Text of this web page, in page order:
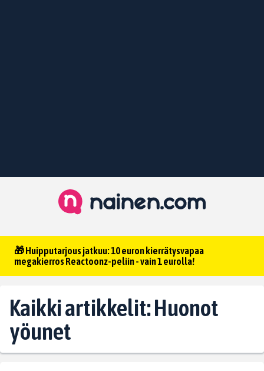
🎁 Huipputarjous jatkuu: 10 euron kierrätysvapaa
megakierros Reactoonz-peliin - vain 1 eurolla!
Kaikki artikkelit: Huonot
yöunet